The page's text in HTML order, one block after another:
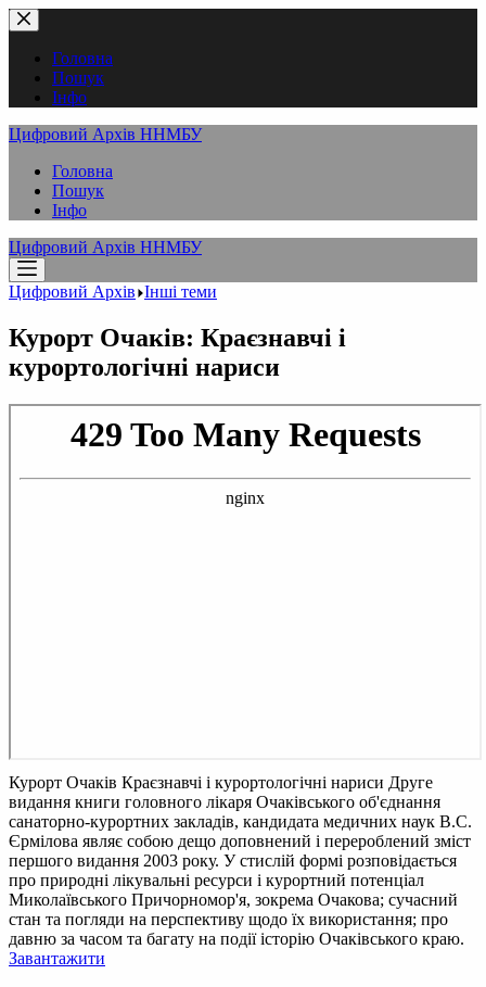
Перейти
до
вмістуГоловна
Пошук
Інфо
Цифровий Архів ННМБУ
Головна
Пошук
Інфо
Цифровий Архів ННМБУ
Цифровий Архів Інші теми
Курорт Очаків: Краєзнавчі і
курортологічні нариси
Курорт Очаків Краєзнавчі і курортологічні нариси Друге
видання книги головного лікаря Очаківського об'єднання
санаторно-курортних закладів, кандидата медичних наук В.С.
Єрмілова являє собою дещо доповнений і перероблений зміст
першого видання 2003 року. У стислій формі розповідається
про природні лікувальні ресурси і курортний потенціал
Миколаївського Причорномор'я, зокрема Очакова; сучасний
стан та погляди на перспективу щодо їх використання; про
давню за часом та багату на події історію Очаківського краю.
Завантажити